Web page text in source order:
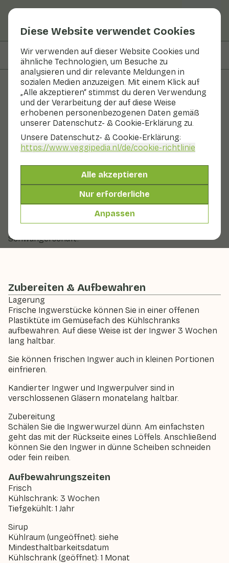
Diese Website verwendet Cookies
Wir verwenden auf dieser Website Cookies und
ähnliche Technologien, um Besuche zu
analysieren und dir relevante Meldungen in
sozialen Medien anzuzeigen. Mit einem Klick auf
„Alle akzeptieren“ stimmst du deren Verwendung
und der Verarbeitung der auf diese Weise
erhobenen personenbezogenen Daten gemäß
unserer Datenschutz- & Cookie-Erklärung zu.
Unsere Datenschutz- & Cookie-Erklärung:
https://www.veggipedia.nl/de/cookie-richtlinie
Alle akzeptieren
Nur erforderliche
Anpassen
Auf dieser Seite Zubereiten & Aufbewahren
Obst und Gemüse
Ingwer
Gemüse Kühlschrank
im Mittelalter wurde die Knolle zum Würzen von
Speisen verwendet. Ingwer macht Fleisch zarter, da
frischer Ingwer ein eiweißspaltendes Enzym enthält.
Ingwer gibt es als frische Knolle, aber auch als
Ingwersirup oder Ingwerpulver zu kaufen. Es ist
wissenschaftlich erwiesen, dass Ingwer gegen Übelkeit
Schwangerschaft.
Zubereiten & Aufbewahren
Lagerung
Frische Ingwerstücke können Sie in einer offenen
Plastiktüte im Gemüsefach des Kühlschranks
aufbewahren. Auf diese Weise ist der Ingwer 3 Wochen
lang haltbar.
Sie können frischen Ingwer auch in kleinen Portionen
einfrieren.
Kandierter Ingwer und Ingwerpulver sind in
verschlossenen Gläsern monatelang haltbar.
Zubereitung
Schälen Sie die Ingwerwurzel dünn. Am einfachsten
geht das mit der Rückseite eines Löffels. Anschließend
können Sie den Ingwer in dünne Scheiben schneiden
oder fein reiben.
Aufbewahrungszeiten
Frisch
Kühlschrank: 3 Wochen
Tiefgekühlt: 1 Jahr
Sirup
Kühlraum (ungeöffnet): siehe
Mindesthaltbarkeitsdatum
Kühlschrank (geöffnet): 1 Monat